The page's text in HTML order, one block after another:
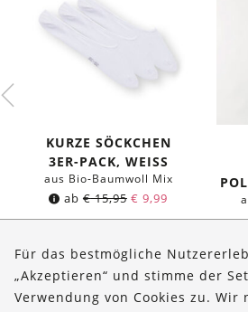
KURZE SÖCKCHEN
3ER-PACK, WEISS
aus Bio-Baumwoll Mix
ab€15,95 € 9,99
Über uns
Für das bestmögliche
„Akzeptieren“ und stimme der
Verwendung von Cookies zu. Wir